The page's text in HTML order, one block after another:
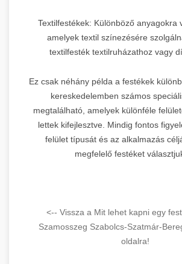
Textilfestékek: Különböző anyagokra
amelyek textil színezésére
textilfesték textilruházathoz vagy
Ez csak néhány példa a festékek
kereskedelemben számos
megtalálható, amelyek különféle
lettek kifejlesztve. Mindig fontos
felület típusát és az alkalmazás
megfelelő festéket
<-- Vissza a Mit lehet kapni egy
Szamosszeg Szabolcs-Szatmár-
oldalra!